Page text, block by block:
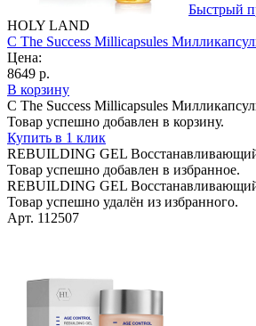
Быстрый
HOLY LAND
C The Success Millicapsules
Цена:
8649 р.
В корзину
C The Success Millicapsules
Товар успешно добавлен в корзину.
Купить в 1 клик
REBUILDING GEL
Товар успешно добавлен в избранное.
REBUILDING GEL
Товар успешно удалён из избранного.
Арт. 112507